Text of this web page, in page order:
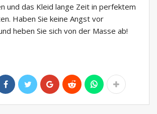
und das Kleid lange Zeit in perfektem
Haben Sie keine Angst vor
heben Sie sich von der Masse ab!